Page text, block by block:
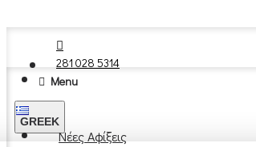
281 028 5314
GREEK
Menu
Νέες Αφίξεις